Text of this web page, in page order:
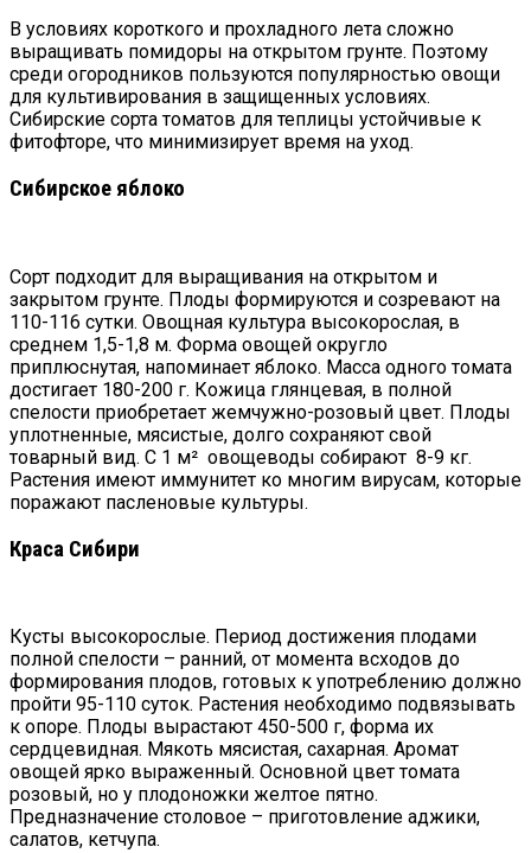
В условиях короткого и прохладного лета сложно
выращивать помидоры на открытом грунте. Поэтому
среди огородников пользуются популярностью овощи
для культивирования в защищенных условиях.
Сибирские сорта томатов для теплицы устойчивые к
фитофторе, что минимизирует время на уход.
Сибирское яблоко
Сорт подходит для выращивания на открытом и
закрытом грунте. Плоды формируются и созревают на
110-116 сутки. Овощная культура высокорослая, в
среднем 1,5-1,8 м. Форма овощей округло
приплюснутая, напоминает яблоко. Масса одного томата
достигает 180-200 г. Кожица глянцевая, в полной
спелости приобретает жемчужно-розовый цвет. Плоды
уплотненные, мясистые, долго сохраняют свой
товарный вид. С 1 м² овощеводы собирают 8-9 кг.
Растения имеют иммунитет ко многим вирусам, которые
поражают пасленовые культуры.
Краса Сибири
Кусты высокорослые. Период достижения плодами
полной спелости – ранний, от момента всходов до
формирования плодов, готовых к употреблению должно
пройти 95-110 суток. Растения необходимо подвязывать
к опоре. Плоды вырастают 450-500 г, форма их
сердцевидная. Мякоть мясистая, сахарная. Аромат
овощей ярко выраженный. Основной цвет томата
розовый, но у плодоножки желтое пятно.
Предназначение столовое – приготовление аджики,
салатов, кетчупа.